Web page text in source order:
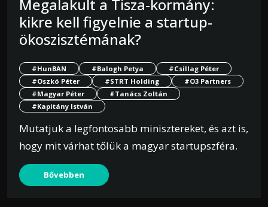
Megalakult a Tisza-kormány:
kikre kell figyelnie a startup-
ökoszisztémának?
#HunBAN #Balogh Petya
#Csillag Péter
#Oszkó Péter
#STRT Holding
#O3 Partners
#Magyar Péter
#Tanács Zoltán
#Kapitány István
Mutatjuk a legfontosabb minisztereket, és azt is,
hogy mit várhat tőlük a magyar startupszféra.
Bővebben